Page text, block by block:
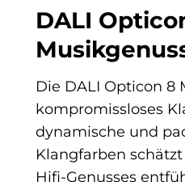
DALI
Die DALI Opticon 8
kompromissloses
dynamische und
Klangfarben schätzt
Hifi-Genusses